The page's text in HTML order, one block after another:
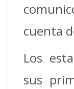
cuenta
Los
sus